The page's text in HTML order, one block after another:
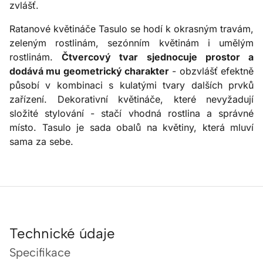
zvlášť.
Ratanové květináče Tasulo se hodí k okrasným travám,
zeleným rostlinám, sezónním květinám i umělým
rostlinám.Čtvercový tvar sjednocuje prostor a
dodává mu geometrický charakter - obzvlášť efektně
působí v kombinaci s kulatými tvary dalších prvků
zařízení. Dekorativní květináče, které nevyžadují
složité stylování - stačí vhodná rostlina a správné
místo. Tasulo je sada obalů na květiny, která mluví
sama za sebe.
Technické údaje
Specifikace